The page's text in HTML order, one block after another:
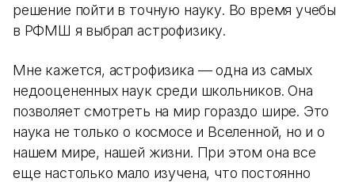
решение пойти в точную науку. Во время учебы
в РФМШ я выбрал астрофизику.
Мне кажется, астрофизика — одна из самых
недооцененных наук среди школьников. Она
позволяет смотреть на мир гораздо шире. Это
наука не только о космосе и Вселенной, но и о
нашем мире, нашей жизни. При этом она все
еще настолько мало изучена, что постоянно